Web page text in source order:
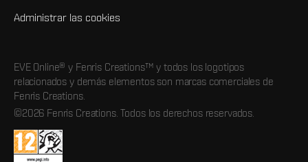
Administrar las cookies
EVE Online® y Fenris Creations™ y todos los logotipos
relacionados y demás elementos son marcas comerciales de
Fenris Creations.
©2026 Fenris Creations. Todos los derechos reservados.